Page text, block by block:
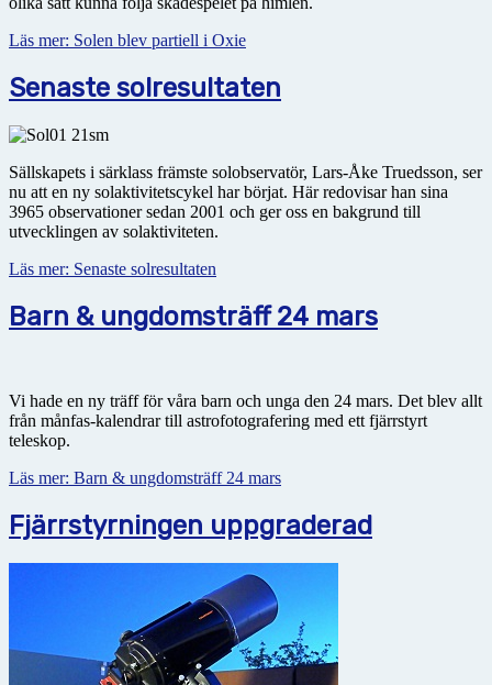
Läs mer: Solen blev partiell i Oxie
Senaste solresultaten
Sällskapets i särklass främste solobservatör, Lars-Åke Truedsson, ser
nu att en ny solaktivitetscykel har börjat. Här redovisar han sina
3965 observationer sedan 2001 och ger oss en bakgrund till
utvecklingen av solaktiviteten.
Läs mer: Senaste solresultaten
Barn & ungdomsträff 24 mars
Vi hade en ny träff för våra barn och unga den 24 mars. Det blev allt
från månfas-kalendrar till astrofotografering med ett fjärrstyrt
teleskop.
Läs mer: Barn & ungdomsträff 24 mars
Fjärrstyrningen uppgraderad